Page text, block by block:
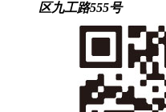
区九工路555号